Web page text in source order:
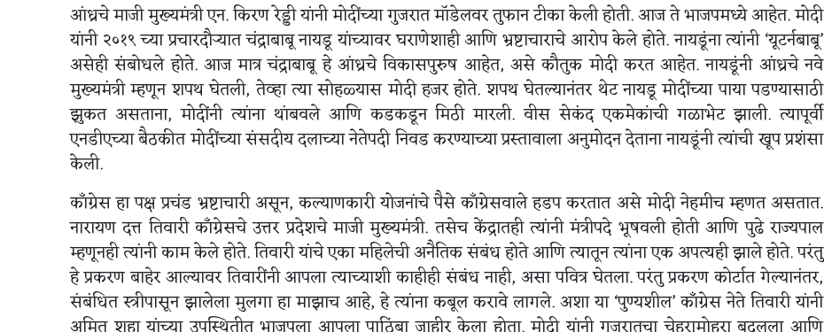
आंध्रचे माजी मुख्यमंत्री एन. किरण रेड्डी यांनी मोदींच्या गुजरात मॉडेलवर तुफान टीका केली होती. आज ते भाजपमध्ये आहेत. मोदी
यांनी २०१९ च्या प्रचारदौऱ्यात चंद्राबाबू नायडू यांच्यावर घराणेशाही आणि भ्रष्टाचाराचे आरोप केले होते. नायडूंना त्यांनी ‘यूटर्नबाबू’
असेही संबोधले होते. आज मात्र चंद्राबाबू हे आंध्रचे विकासपुरुष आहेत, असे कौतुक मोदी करत आहेत. नायडूंनी आंध्रचे नवे
मुख्यमंत्री म्हणून शपथ घेतली, तेव्हा त्या सोहळ्यास मोदी हजर होते. शपथ घेतल्यानंतर थेट नायडू मोदींच्या पाया पडण्यासाठी
झुकत असताना, मोदींनी त्यांना थांबवले आणि कडकडून मिठी मारली. वीस सेकंद एकमेकांची गळाभेट झाली. त्यापूर्वी
एनडीएच्या बैठकीत मोदींच्या संसदीय दलाच्या नेतेपदी निवड करण्याच्या प्रस्तावाला अनुमोदन देताना नायडूंनी त्यांची खूप प्रशंसा
केली.
काँग्रेस हा पक्ष प्रचंड भ्रष्टाचारी असून, कल्याणकारी योजनांचे पैसे काँग्रेसवाले हडप करतात असे मोदी नेहमीच म्हणत असतात.
नारायण दत्त तिवारी काँग्रेसचे उत्तर प्रदेशचे माजी मुख्यमंत्री. तसेच केंद्रातही त्यांनी मंत्रीपदे भूषवली होती आणि पुढे राज्यपाल
म्हणूनही त्यांनी काम केले होते. तिवारी यांचे एका महिलेची अनैतिक संबंध होते आणि त्यातून त्यांना एक अपत्यही झाले होते. परंतु
हे प्रकरण बाहेर आल्यावर तिवारींनी आपला त्याच्याशी काहीही संबंध नाही, असा पवित्र घेतला. परंतु प्रकरण कोर्टात गेल्यानंतर,
संबंधित स्त्रीपासून झालेला मुलगा हा माझाच आहे, हे त्यांना कबूल करावे लागले. अशा या ‘पुण्यशील’ काँग्रेस नेते तिवारी यांनी